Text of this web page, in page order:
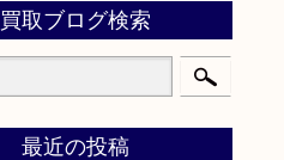
買取ブログ検索
最近の投稿